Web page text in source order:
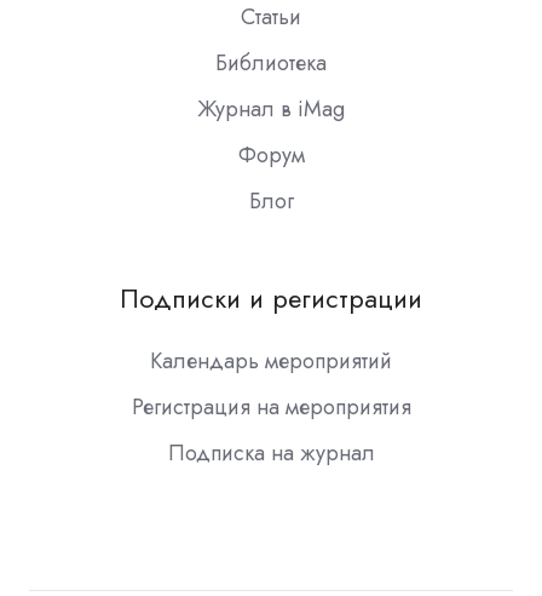
Статьи
Библиотека
Журнал в iMag
Форум
Блог
Подписки и регистрации
Календарь мероприятий
Регистрация на мероприятия
Подписка на журнал